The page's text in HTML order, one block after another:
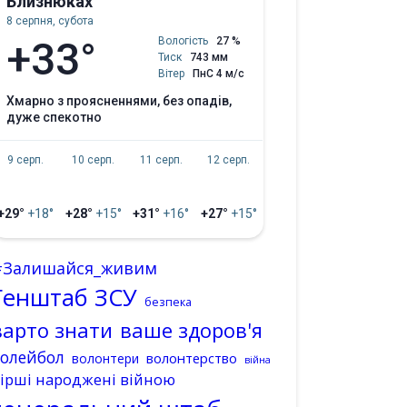
8 серпня, субота
+33° Вологість
27 %
Тиск
743 мм
Вітер
ПнС 4 м/с
хмарно з проясненнями, без опадів,
дуже спекотно
9 серп.
+18°
10 серп.
+28° +15°
11 серп.
+31° +16°
12 серп.
+27° +15°
ЗСУ безпека
знати ваше здоров'я
волонтери волонтерство війна
народжені війною